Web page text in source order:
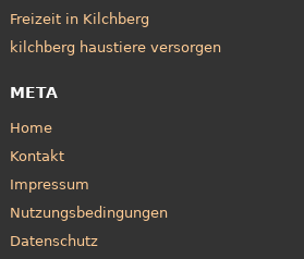
Freizeit in Kilchberg
kilchberg haustiere versorgen
META
Home
Kontakt
Impressum
Nutzungsbedingungen
Datenschutz